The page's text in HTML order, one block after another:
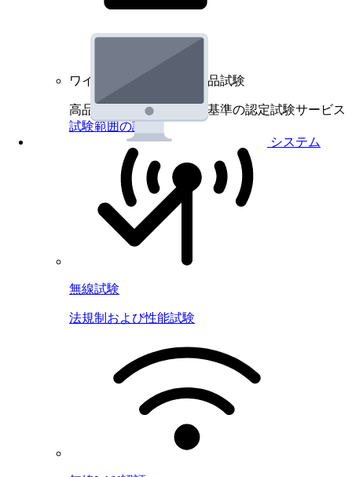
システム
ワイヤレスデバイスの製品試験
高品質規格に基づく国際基準の認定試験サービス
試験範囲の詳細
無線試験
法規制および性能試験